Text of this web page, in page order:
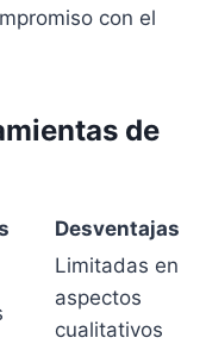
con el
de
Desventajas
Limitadas en
aspectos
cualitativos